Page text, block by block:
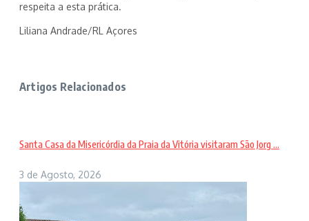
respeita a esta prática.
Liliana Andrade/RL Açores
Artigos Relacionados
Santa Casa da Misericórdia da Praia da Vitória visitaram São Jorg ...
3 de Agosto, 2026